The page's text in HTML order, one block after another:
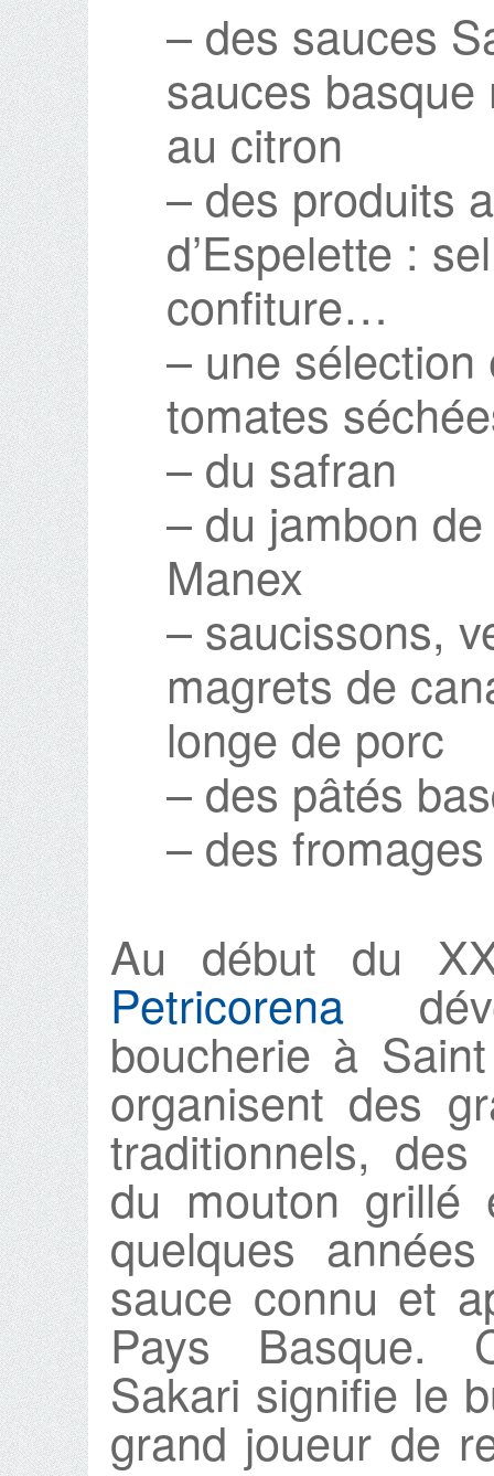
– des sauces
sauces basque
au citron
– des produits
d’Espelette :
confiture…
– une
tomates
– du safran
– du jambon
Manex
– saucissons,
magrets de
longe de porc
– des pâtés
– des
Au début du
Petricorena
boucherie à
organisent des
traditionnels,
du mouton grillé
quelques
sauce connu et
Pays Basque.
Sakari signifie le
grand joueur de